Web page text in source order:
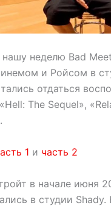
неделю Bad
и Ройсом в
отдаться
The Sequel»,
1 и часть 2
в начале июня
в студии